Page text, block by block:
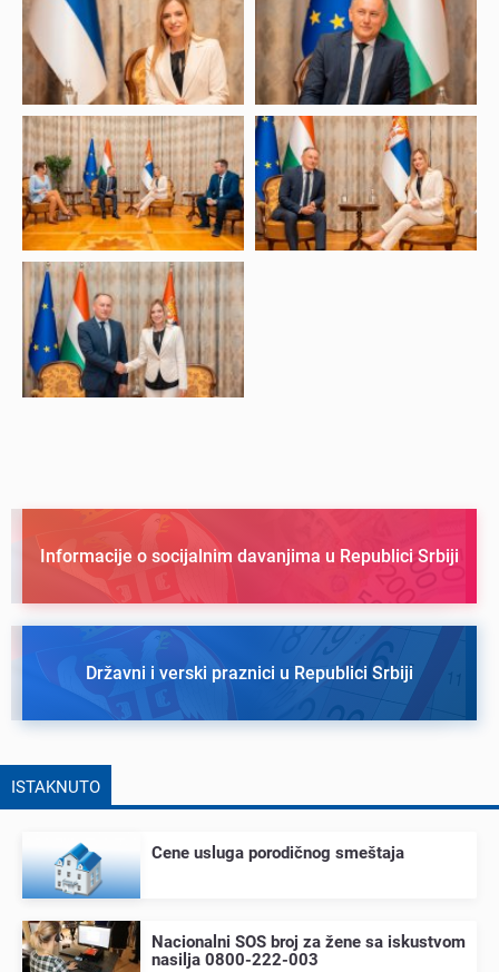
Informacije o socijalnim davanjima u Republici Srbiji
Državni i verski praznici u Republici Srbiji
ISTAKNUTO
Cеnе usluga porodičnog smеštaja
Nacionalni SOS broj za žеnе sa iskustvom
nasilja 0800-222-003